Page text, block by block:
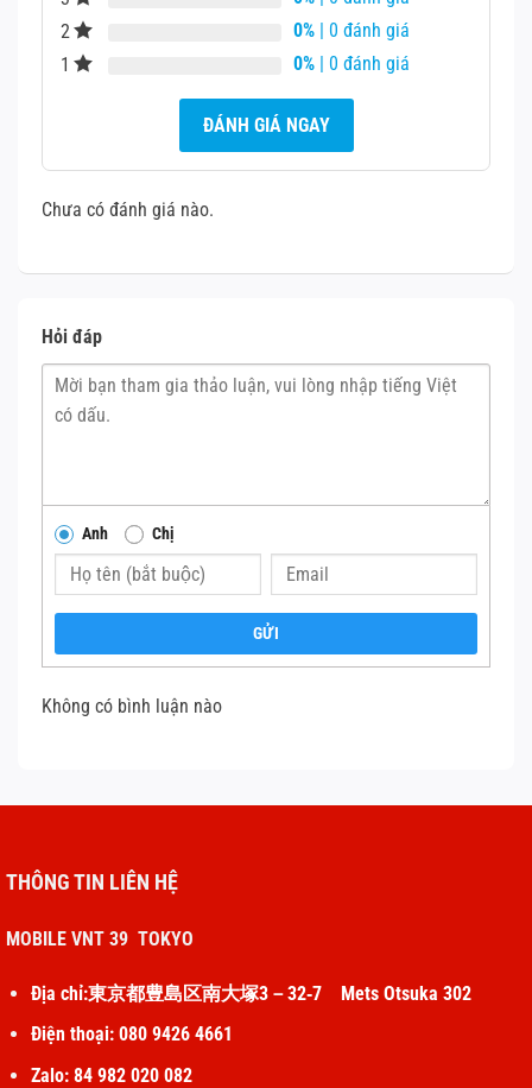
sao lưu dữ liệu trước khi sửa chữa
Nếu máy còn bảo hành và lỗi do phần cứng gốc → nên
2
0% | 0 đánh giá
1
0% | 0 đánh giá
ĐÁNH GIÁ NGAY
Chưa có đánh giá nào.
Hỏi đáp
Anh Chị
GỬI
Không có bình luận nào
THÔNG TIN LIÊN HỆ
MOBILE VNT 39 TOKYO
Địa chỉ:東京都豊島区南大塚3－32‐7 Mets Otsuka 302
Điện thoại: 080 9426 4661
Zalo: 84 982 020 082